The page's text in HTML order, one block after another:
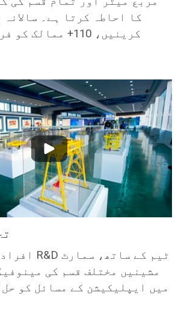
کرینیں، 110+ ممالک کو فروخت کی گئیں۔
مشینیں مختلف قسم کی
میں ایپلیکیشن کے مسائل کو